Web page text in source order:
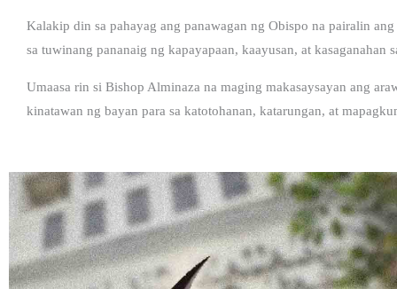
Kalakip din sa pahayag ang panawagan ng Obispo na pairalin
sa tuwinang pananaig ng kapayapaan, kaayusan, at kasaganahan
Umaasa rin si Bishop Alminaza na maging makasaysayan ang
kinatawan ng bayan para sa katotohanan, katarungan, at